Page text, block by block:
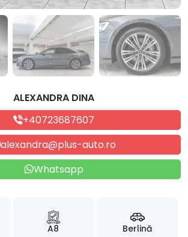
ALEXANDRA DINA
+40723687607
alexandra@plus-auto.ro
Whatsapp
A8 Berlină